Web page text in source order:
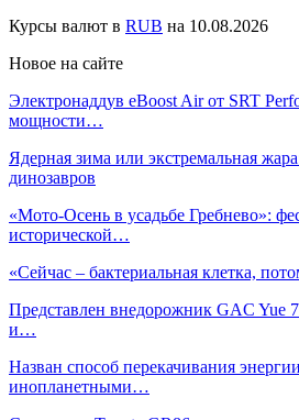
Курсы валют в RUB на 10.08.2026
Новое на сайте
Электронаддув eBoost Air от SRT
мощности…
Ядерная зима или экстремальная
динозавров
«Мото-Осень в усадьбе Гребнево»:
исторической…
«Сейчас – бактериальная клетка,
Представлен внедорожник GAC Yue
и…
Назван способ перекачивания
инопланетными…